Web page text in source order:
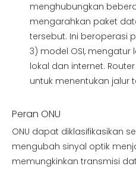
menghubungkan
mengarahkan paket
tersebut. Ini beroperasi
3) model OSI,
lokal dan internet.
untuk menentukan jalur
Peran ONU
ONU dapat diklasifikasikan
mengubah sinyal optik
memungkinkan transmisi